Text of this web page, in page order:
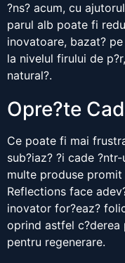
?ns? acum, cu
parul alb poate fi
inovatoare, bazat?
la nivelul firului de
natural?.
Opre?te
Ce poate fi mai
sub?iaz? ?i cade
multe produse promit
Reflections face
inovator for?eaz?
oprind astfel c?derea
pentru regenerare.